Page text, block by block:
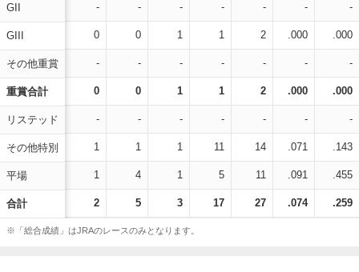
GII
GIII
その他重賞
重賞合計
リステッド
その他特別
平場
合計
- - - - - - -
0 0 1 1 2 .000 .000
- - - - - - -
0 0 1 1 2 .000 .000
- - - - - - -
1 1 1 11 14 .071 .143
1 4 1 5 11 .091 .455
2 5 3 17 27 .074 .259
※「総合成績」はJRAのレースのみとなります。